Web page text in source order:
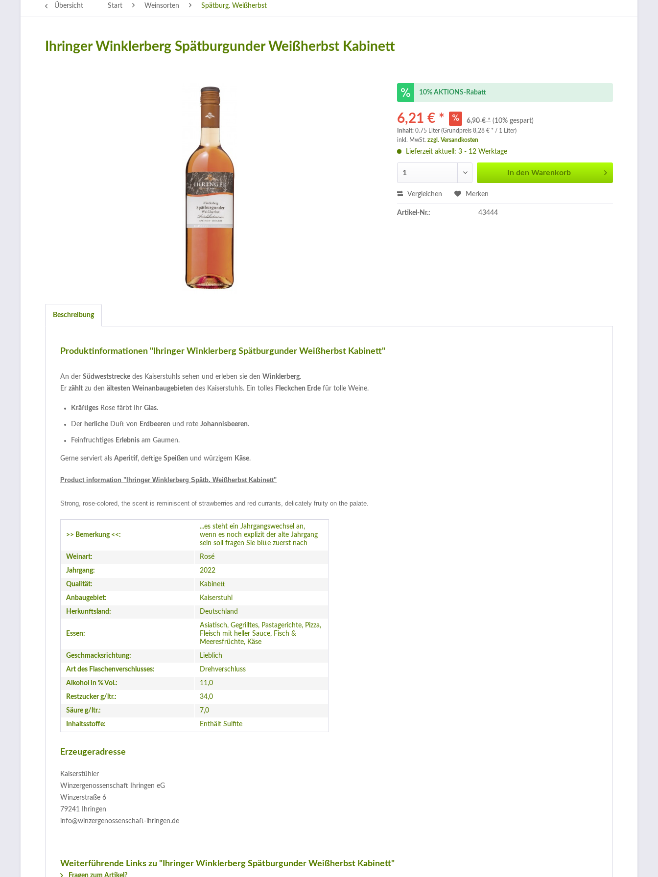
Übersicht Start Weinsorten Spätburg. Weißherbst
Ihringer Winklerberg Spätburgunder Weißherbst Kabinett
10% AKTIONS-Rabatt
6,21 € * 6,90 € * (10% gespart)
Inhalt:0.75 Liter (Grundpreis 8,28 € * / 1 Liter)
inkl. MwSt.zzgl. Versandkosten
Lieferzeit aktuell: 3 - 12 Werktage
In den Warenkorb
Vergleichen Merken
Artikel-Nr.: 43444
Beschreibung
Produktinformationen "Ihringer Winklerberg Spätburgunder Weißherbst Kabinett"
An der Südweststrecke des Kaiserstuhls sehen und erleben sie den Winklerberg.
Er zählt zu den ältesten Weinanbaugebieten des Kaiserstuhls. Ein tolles Fleckchen Erde für tolle Weine.
Kräftiges Rose färbt Ihr Glas.
Der herliche Duft von Erdbeeren und rote Johannisbeeren.
Feinfruchtiges Erlebnis am Gaumen.
Gerne serviert als Aperitif, deftige Speißen und würzigem Käse.
Product information "Ihringer Winklerberg Spätb. Weißherbst Kabinett"
Strong, rose-colored, the scent is reminiscent of strawberries and red currants, delicately fruity on the palate.
>> Bemerkung <<:
...es steht ein Jahrgangswechsel an,
wenn es noch explizit der alte Jahrgang
sein soll fragen Sie bitte zuerst nach
Weinart:
Rosé
Jahrgang:
2022
Qualität:
Kabinett
Anbaugebiet:
Kaiserstuhl
Herkunftsland:
Deutschland
Essen:
Asiatisch, Gegrilltes, Pastagerichte, Pizza,
Fleisch mit heller Sauce, Fisch &
Meeresfrüchte, Käse
Geschmacksrichtung:
Lieblich
Art des Flaschenverschlusses:
Drehverschluss
Alkohol in % Vol.:
11,0
Restzucker g/ltr.:
34,0
Säure g/ltr.:
7,0
Inhaltsstoffe:
Enthält Sulfite
Erzeugeradresse
Kaiserstühler
Winzergenossenschaft Ihringen eG
Winzerstraße 6
79241 Ihringen
info@winzergenossenschaft-ihringen.de
Weiterführende Links zu "Ihringer Winklerberg Spätburgunder Weißherbst Kabinett"
Fragen zum Artikel?